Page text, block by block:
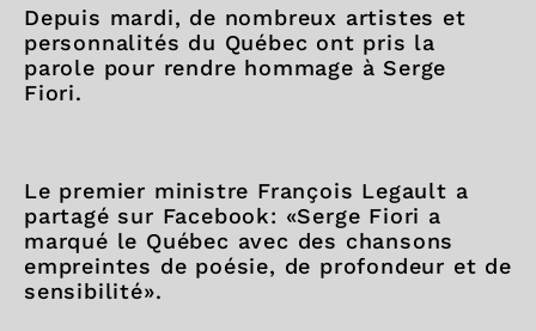
Depuis mardi, de nombreux artistes et
personnalités du Québec ont pris la
parole pour rendre hommage à Serge
Fiori.
Le premier ministre François Legault a
partagé sur Facebook: «Serge Fiori a
marqué le Québec avec des chansons
empreintes de poésie, de profondeur et de
sensibilité».